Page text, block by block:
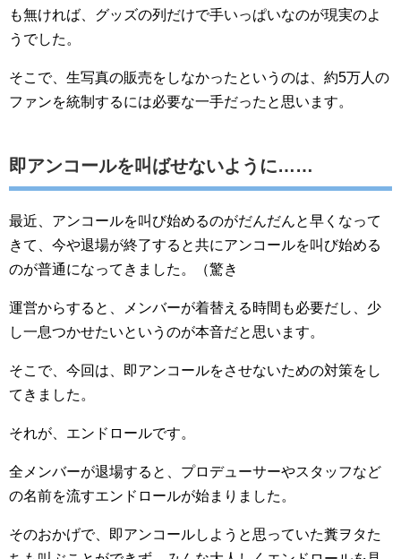
も無ければ、グッズの列だけで手いっぱいなのが現実のよ
うでした。
そこで、生写真の販売をしなかったというのは、約5万人の
ファンを統制するには必要な一手だったと思います。
即アンコールを叫ばせないように……
最近、アンコールを叫び始めるのがだんだんと早くなって
きて、今や退場が終了すると共にアンコールを叫び始める
のが普通になってきました。（驚き
運営からすると、メンバーが着替える時間も必要だし、少
し一息つかせたいというのが本音だと思います。
そこで、今回は、即アンコールをさせないための対策をし
てきました。
それが、エンドロールです。
全メンバーが退場すると、プロデューサーやスタッフなど
の名前を流すエンドロールが始まりました。
そのおかげで、即アンコールしようと思っていた糞ヲタた